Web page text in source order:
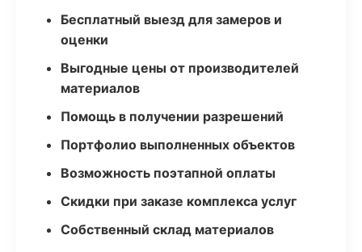
Бесплатный выезд для замеров и
оценки
Выгодные цены от производителей
материалов
Помощь в получении разрешений
Портфолио выполненных объектов
Возможность поэтапной оплаты
Скидки при заказе комплекса услуг
Собственный склад материалов